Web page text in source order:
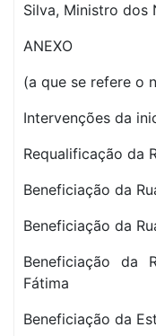
Silva, Ministro dos
ANEXO
(a que se refere o
Intervenções da
Requalificação da
Beneficiação da
Beneficiação da
Beneficiação da
Fátima
Beneficiação da